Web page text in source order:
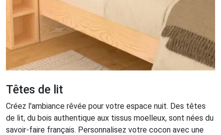
Têtes de lit
Créez l'ambiance rêvée pour votre espace nuit. Des têtes
de lit, du bois authentique aux tissus moelleux, sont nées du
savoir-faire français. Personnalisez votre cocon avec une